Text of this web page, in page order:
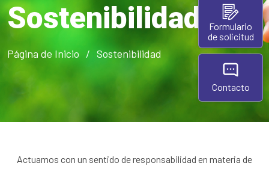
Sostenibilidad
Página de Inicio Sostenibilidad
Actuamos con un sentido de responsabilidad en materia de
Formulario
de solicitud
Contacto